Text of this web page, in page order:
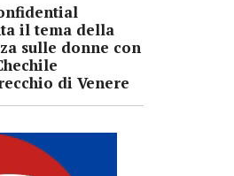
il tema della
sulle donne con
di Venere